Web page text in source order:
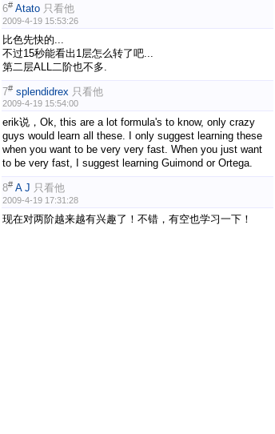
6# Atato 只看他
2009-4-19 15:53:26
比色先快的...
不过15秒能看出1层怎么转了吧...
第二层ALL二阶也不多.
7# splendidrex 只看他
2009-4-19 15:54:00
erik说，Ok, this are a lot formula's to know, only crazy
guys would learn all these. I only suggest learning these
when you want to be very very fast. When you just want
to be very fast, I suggest learning Guimond or Ortega.
8# A J 只看他
2009-4-19 17:31:28
现在对两阶越来越有兴趣了！不错，有空也学习一下！